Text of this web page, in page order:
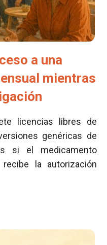
a una
mientras
licencias libres de
genéricas de
si el medicamento
la autorización